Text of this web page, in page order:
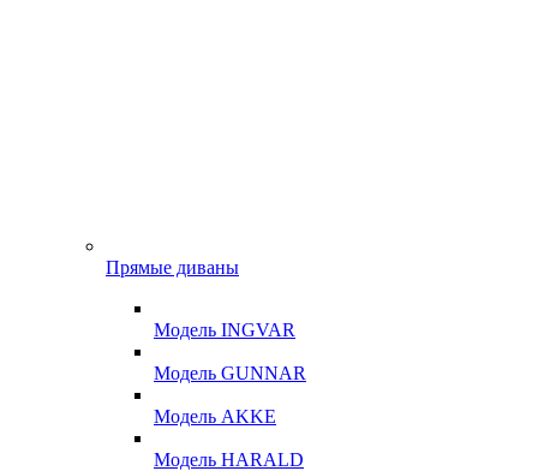
Прямые диваны
Модель INGVAR
Модель GUNNAR
Модель AKKE
Модель HARALD